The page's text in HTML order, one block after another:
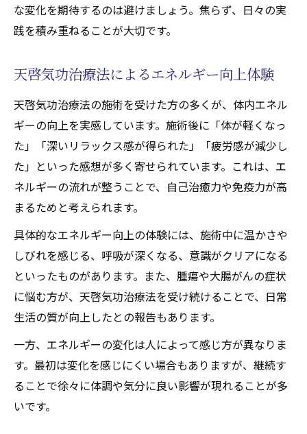
な変化を期待するのは避けましょう。焦らず、日々の実
践を積み重ねることが大切です。
天啓気功治療法によるエネルギー向上体験
天啓気功治療法の施術を受けた方の多くが、体内エネル
ギーの向上を実感しています。施術後に「体が軽くなっ
た」「深いリラックス感が得られた」「疲労感が減少し
た」といった感想が多く寄せられています。これは、エ
ネルギーの流れが整うことで、自己治癒力や免疫力が高
まるためと考えられます。
具体的なエネルギー向上の体験には、施術中に温かさや
しびれを感じる、呼吸が深くなる、意識がクリアになる
といったものがあります。また、腫瘍や大腸がんの症状
に悩む方が、天啓気功治療法を受け続けることで、日常
生活の質が向上したとの報告もあります。
一方、エネルギーの変化は人によって感じ方が異なりま
す。最初は変化を感じにくい場合もありますが、継続す
ることで徐々に体調や気分に良い影響が現れることが多
いです。